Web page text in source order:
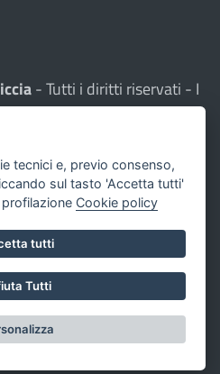
- Tutti i diritti riservati - I
immagini sono di proprietà
versione per UTENTI CON
®, una font italiana ad Alta
questo sito
di accessibilità
16.05.2023
tecnici e, previo consenso,
sul tasto 'Accetta tutti'
Cookie policy
tutti
Tutti